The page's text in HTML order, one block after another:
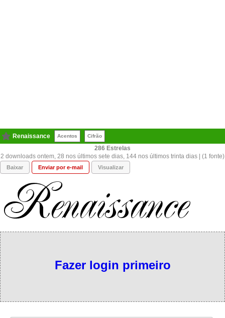
Renaissance Acentos Cifrão
286
2 downloads ontem, 28 nos últimos sete dias, 144 nos últimos trinta dias | (1 fonte)
Baixar Enviar por e-mail Visualizar
Fazer login primeiro